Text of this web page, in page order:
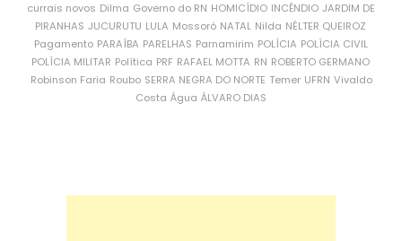
currais novos Dilma Governo do RN HOMICÍDIO INCÊNDIO JARDIM DE
PIRANHAS JUCURUTU LULA Mossoró NATAL Nilda NÉLTER QUEIROZ
Pagamento PARAÍBA PARELHAS Parnamirim POLÍCIA POLÍCIA CIVIL
POLÍCIA MILITAR Política PRF RAFAEL MOTTA RN ROBERTO GERMANO
Robinson Faria Roubo SERRA NEGRA DO NORTE Temer UFRN Vivaldo
Costa Água ÁLVARO DIAS